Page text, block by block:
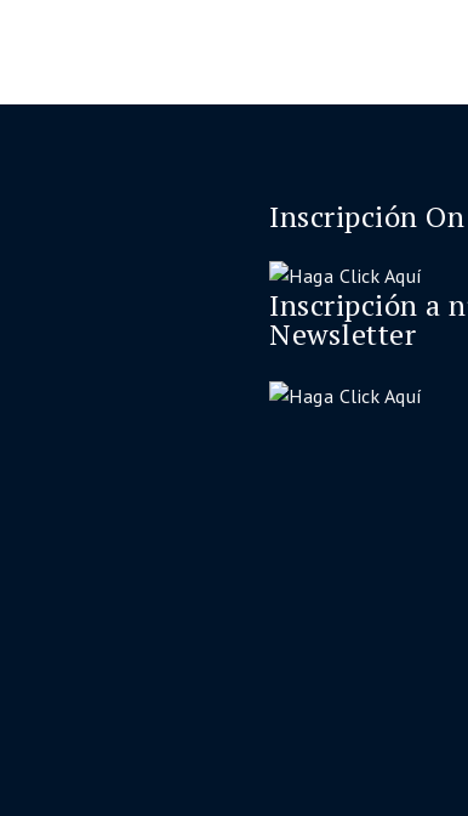
Inscripción
Inscripción a
Newsletter